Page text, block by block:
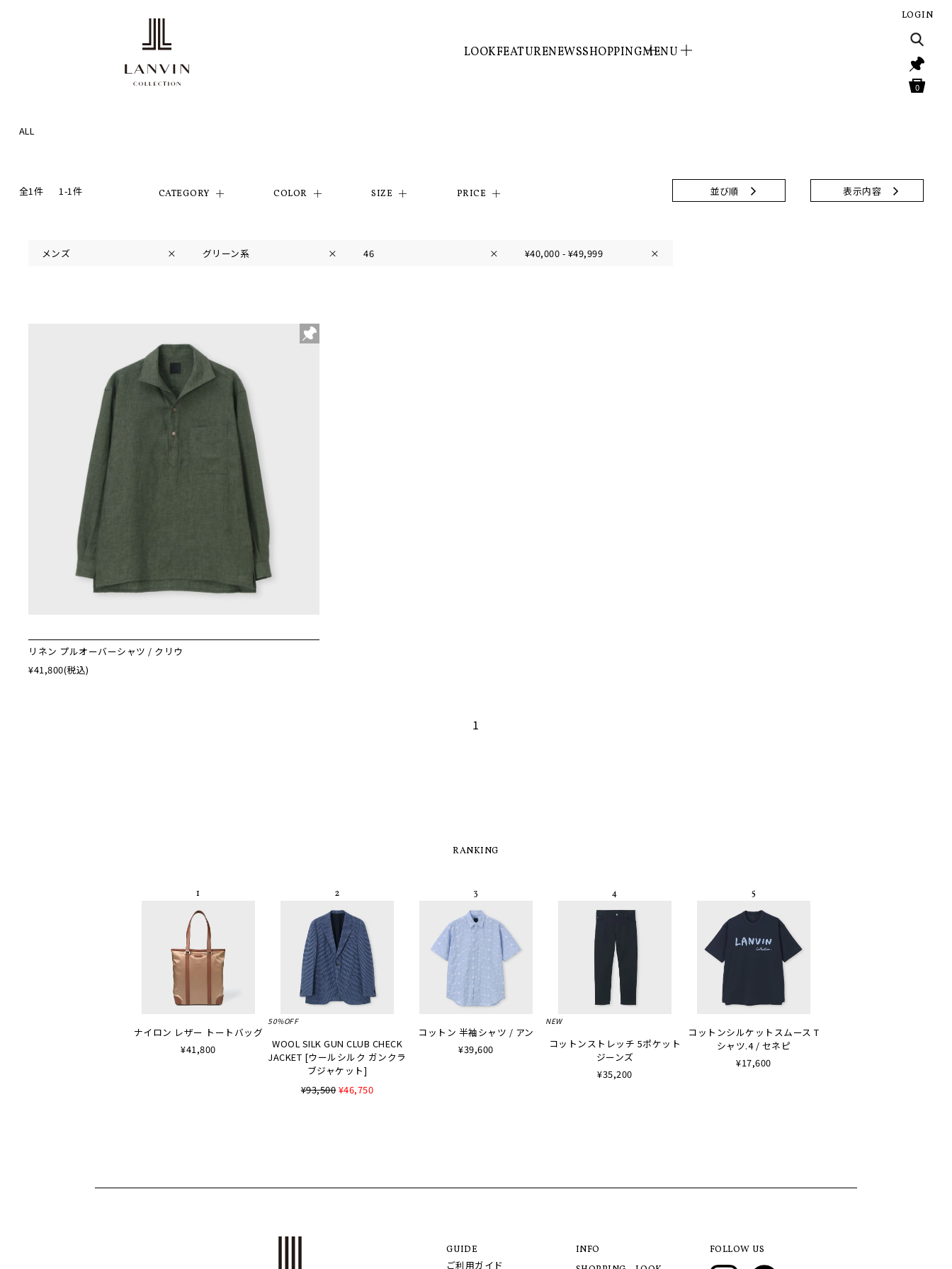
LOOKFEATURENEWSSHOPPINGMENU
LOGIN
0
ALL
全1件 1-1件 CATEGORY COLOR SIZE PRICE 並び順 表示内容
メンズ × グリーン系 × 46 × ¥40,000 - ¥49,999 ×
リネン プルオーバーシャツ / クリウ
¥41,800(税込)
1
RANKING
ナイロン レザー トートバッグ
¥41,800
50%OFF
WOOL SILK GUN CLUB CHECK
JACKET [ウールシルク ガンクラ
ブジャケット]
¥93,500¥46,750
コットン 半袖シャツ / アン
¥39,600
NEW
コットンストレッチ 5ポケット
ジーンズ
¥35,200
コットンシルケットスムース T
シャツ.4 / セネピ
¥17,600
GUIDE
ご利用ガイド
INFO
FOLLOW US